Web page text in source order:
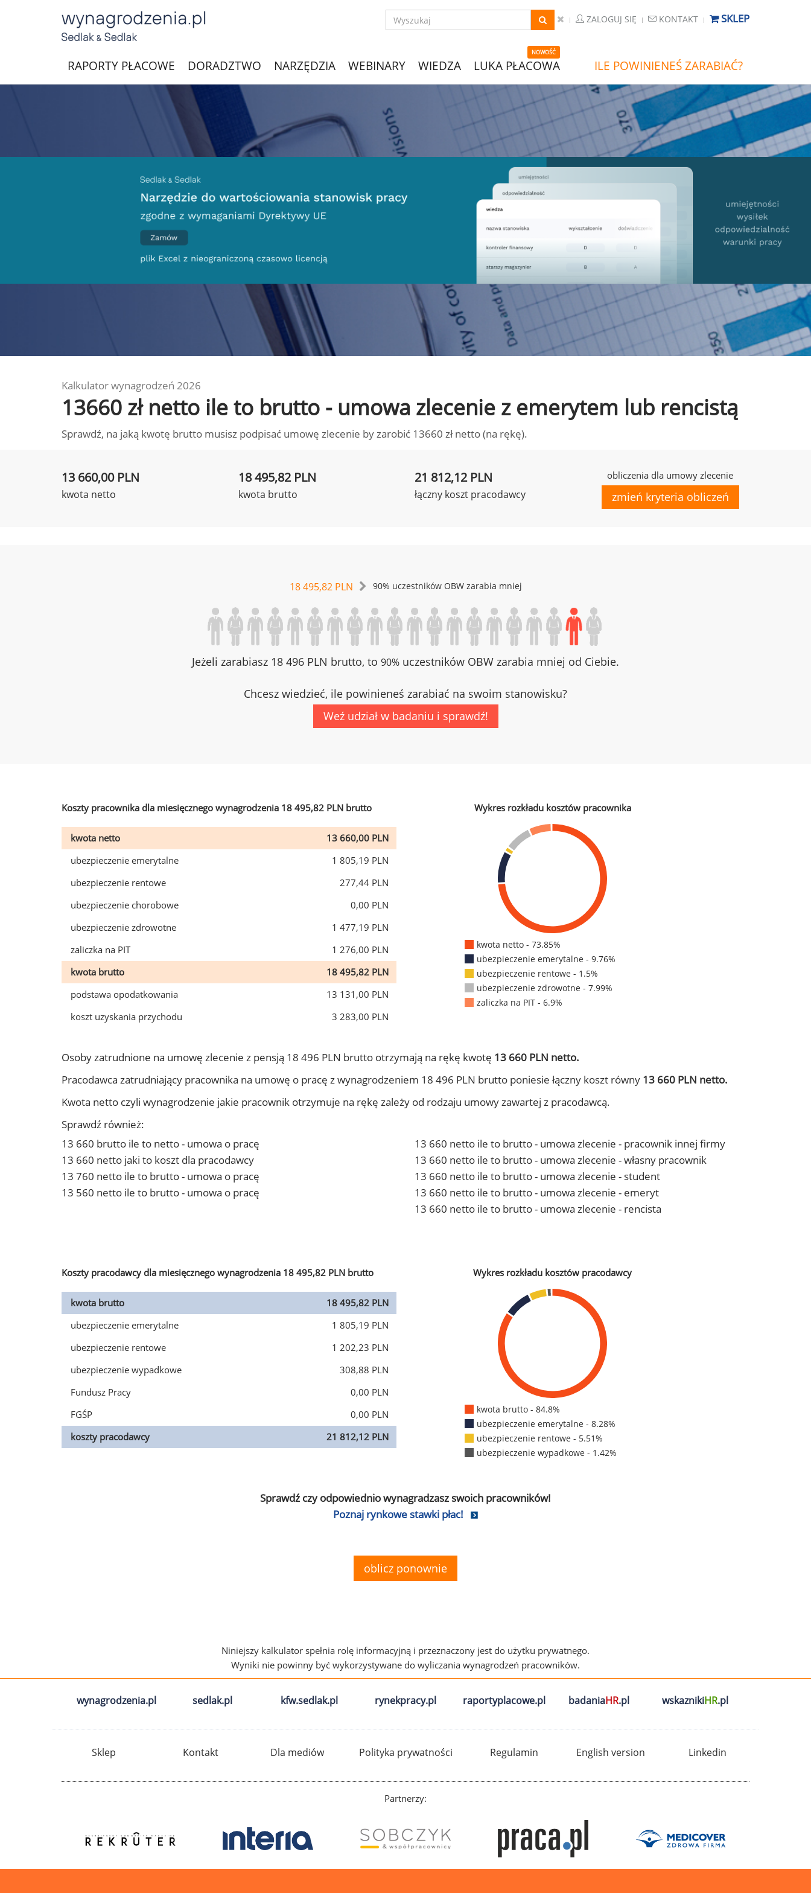
ZALOGUJ SIĘ KONTAKT SKLEP
RAPORTY PŁACOWE DORADZTWO NARZĘDZIA WEBINARY WIEDZA
NOWOŚĆ
LUKA PŁACOWA ILE POWINIENEŚ ZARABIAĆ?
Kalkulator wynagrodzeń 2026
13660 zł netto ile to brutto - umowa zlecenie z emerytem lub rencistą
Sprawdź, na jaką kwotę brutto musisz podpisać umowę zlecenie by zarobić 13660 zł netto (na rękę).
13 660,00 PLN
kwota netto
18 495,82 PLN
kwota brutto
21 812,12 PLN
łączny koszt pracodawcy
obliczenia dla umowy zlecenie
zmień kryteria obliczeń
18 495,82 PLN 90% uczestników OBW zarabia mniej
Jeżeli zarabiasz 18 496 PLN brutto, to 90% uczestników OBW zarabia mniej od Ciebie.
Chcesz wiedzieć, ile powinieneś zarabiać na swoim stanowisku?
Weź udział w badaniu i sprawdź!
Koszty pracownika dla miesięcznego wynagrodzenia 18 495,82 PLN brutto
kwota netto
13 660,00 PLN
ubezpieczenie emerytalne
1 805,19 PLN
ubezpieczenie rentowe
277,44 PLN
ubezpieczenie chorobowe
0,00 PLN
ubezpieczenie zdrowotne
1 477,19 PLN
zaliczka na PIT
1 276,00 PLN
kwota brutto
18 495,82 PLN
podstawa opodatkowania
13 131,00 PLN
koszt uzyskania przychodu
3 283,00 PLN
Wykres rozkładu kosztów pracownika
kwota netto - 73.85%
ubezpieczenie emerytalne - 9.76%
ubezpieczenie rentowe - 1.5%
ubezpieczenie zdrowotne - 7.99%
zaliczka na PIT - 6.9%
Osoby zatrudnione na umowę zlecenie z pensją 18 496 PLN brutto otrzymają na rękę kwotę 13 660 PLN netto.
Pracodawca zatrudniający pracownika na umowę o pracę z wynagrodzeniem 18 496 PLN brutto poniesie łączny koszt równy 13 660 PLN netto.
Kwota netto czyli wynagrodzenie jakie pracownik otrzymuje na rękę zależy od rodzaju umowy zawartej z pracodawcą.
Sprawdź również:
13 660 brutto ile to netto - umowa o pracę
13 660 netto jaki to koszt dla pracodawcy
13 760 netto ile to brutto - umowa o pracę
13 560 netto ile to brutto - umowa o pracę
13 660 netto ile to brutto - umowa zlecenie - pracownik innej firmy
13 660 netto ile to brutto - umowa zlecenie - własny pracownik
13 660 netto ile to brutto - umowa zlecenie - student
13 660 netto ile to brutto - umowa zlecenie - emeryt
13 660 netto ile to brutto - umowa zlecenie - rencista
Koszty pracodawcy dla miesięcznego wynagrodzenia 18 495,82 PLN brutto
kwota brutto
18 495,82 PLN
ubezpieczenie emerytalne
1 805,19 PLN
ubezpieczenie rentowe
1 202,23 PLN
ubezpieczenie wypadkowe
308,88 PLN
Fundusz Pracy
0,00 PLN
FGŚP
0,00 PLN
koszty pracodawcy
21 812,12 PLN
Wykres rozkładu kosztów pracodawcy
kwota brutto - 84.8%
ubezpieczenie emerytalne - 8.28%
ubezpieczenie rentowe - 5.51%
ubezpieczenie wypadkowe - 1.42%
Sprawdź czy odpowiednio wynagradzasz swoich pracowników!
Poznaj rynkowe stawki płac!
oblicz ponownie
Niniejszy kalkulator spełnia rolę informacyjną i przeznaczony jest do użytku prywatnego.
Wyniki nie powinny być wykorzystywane do wyliczania wynagrodzeń pracowników.
wynagrodzenia.pl sedlak.pl kfw.sedlak.pl rynekpracy.pl raportyplacowe.pl badaniaHR.pl wskaznikiHR.pl
Sklep Kontakt Dla mediów Polityka prywatności Regulamin English version Linkedin
Partnerzy: